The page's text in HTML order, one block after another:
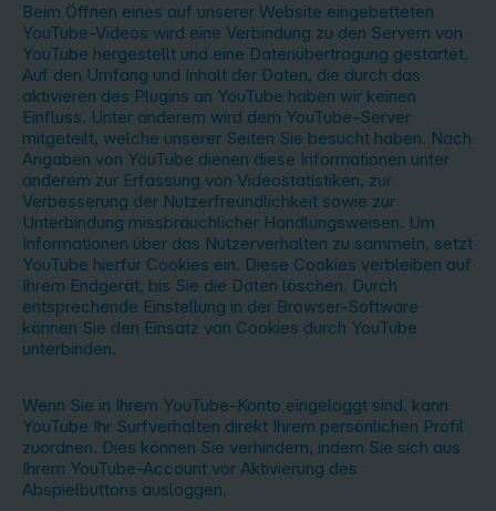
Beim Öffnen eines auf unserer Website eingebetteten
YouTube-Videos wird eine Verbindung zu den Servern von
YouTube hergestellt und eine Datenübertragung gestartet.
Auf den Umfang und Inhalt der Daten, die durch das
aktivieren des Plugins an YouTube haben wir keinen
Einfluss. Unter anderem wird dem YouTube-Server
mitgeteilt, welche unserer Seiten Sie besucht haben. Nach
Angaben von YouTube dienen diese Informationen unter
anderem zur Erfassung von Videostatistiken, zur
Verbesserung der Nutzerfreundlichkeit sowie zur
Unterbindung missbräuchlicher Handlungsweisen. Um
Informationen über das Nutzerverhalten zu sammeln, setzt
YouTube hierfür Cookies ein. Diese Cookies verbleiben auf
Ihrem Endgerät, bis Sie die Daten löschen. Durch
entsprechende Einstellung in der Browser-Software
können Sie den Einsatz von Cookies durch YouTube
unterbinden.
Wenn Sie in Ihrem YouTube-Konto eingeloggt sind, kann
YouTube Ihr Surfverhalten direkt Ihrem persönlichen Profil
zuordnen. Dies können Sie verhindern, indem Sie sich aus
Ihrem YouTube-Account vor Aktivierung des
Abspielbuttons ausloggen.